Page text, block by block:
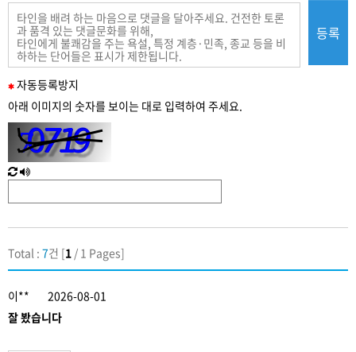
필
수
력
자동등록방지
아래 이미지의 숫자를 보이는 대로 입력하여 주세요.
새
로
침
한
글
성
등록
Total : 7건 [1 / 1 Pages]
이**
2026-08-01
잘 봤습니다